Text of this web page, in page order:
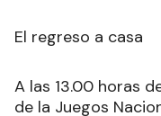
El regreso a casa
A las 13.00 horas
de la Juegos